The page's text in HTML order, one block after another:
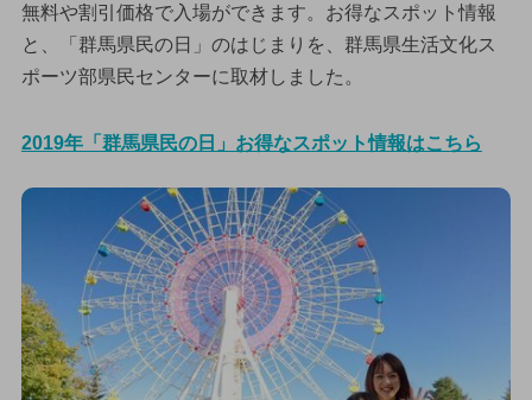
無料や割引価格で入場ができます。お得なスポット情報
と、「群馬県民の日」のはじまりを、群馬県生活文化ス
ポーツ部県民センターに取材しました。
2019年「群馬県民の日」お得なスポット情報はこちら